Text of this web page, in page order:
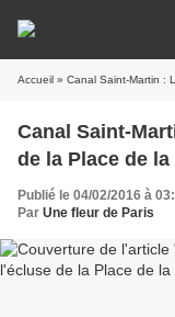
Accueil » Canal Saint-Martin :
Canal Saint-
de la Place de
Publié le 04/02/2016 à
Par Une fleur de Paris